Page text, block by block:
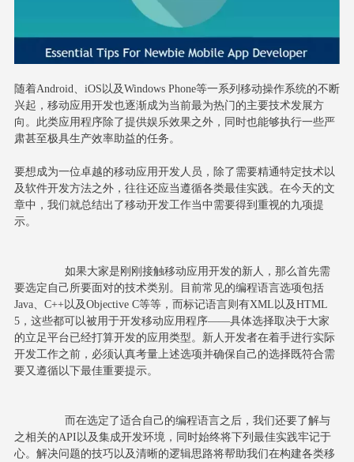
随着Android、iOS以及Windows Phone等一系列移动操作系统的不断
兴起，移动应用开发也逐渐成为当前最为热门的主要技术发展方
向。此类应用程序除了提供娱乐效果之外，同时也能够执行一些严
肃甚至极具生产效率助益的任务。
要想成为一位卓越的移动应用开发人员，除了需要精通特定技术以
及软件开发方法之外，往往还应当遵循各类最佳实践。在今天的文
章中，我们就总结出了移动开发工作当中需要得到重视的九项提
示。
要选定自己所要面对的技术类别。目前常见的编程语言选项包括
Java、C++以及Objective C等等，而标记语言则有XML以及HTML
5，这些都可以被用于开发移动应用程序——具体选择取决于大家
的立足平台已经打算开发的应用类型。新人开发者在着手进行实际
开发工作之前，必须认真考量上述选项并确保自己的选择既符合需
要又遵循以下最佳重要提示。
之相关的API以及集成开发环境，同时始终将下列最佳实践牢记于
心。解决问题的技巧以及清晰的逻辑思路将帮助我们在构建各类移